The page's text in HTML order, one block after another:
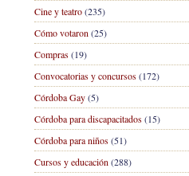
Cine y teatro(235)
Cómo votaron (25)
Compras(19)
Convocatorias y concursos(172)
Córdoba Gay(5)
Córdoba para discapacitados(15)
Córdoba para niños(51)
Cursos y educación (288)